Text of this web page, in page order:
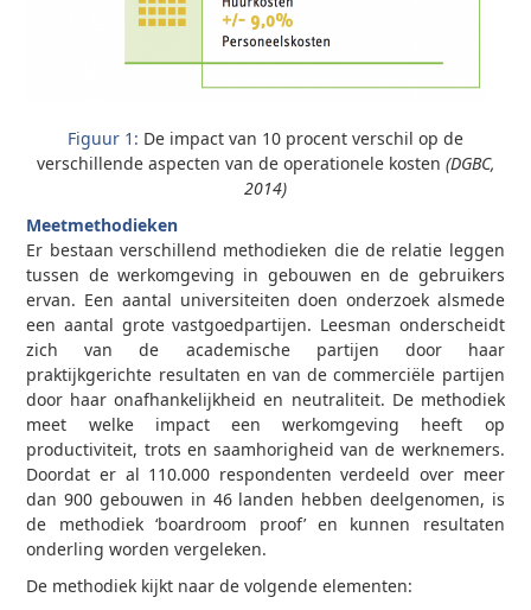
Figuur 1: De impact van 10 procent verschil op de
verschillende aspecten van de operationele kosten (DGBC,
2014)
Meetmethodieken
Er bestaan verschillend methodieken die de relatie leggen
tussen de werkomgeving in gebouwen en de gebruikers
ervan. Een aantal universiteiten doen onderzoek alsmede
een aantal grote vastgoedpartijen. Leesman onderscheidt
zich van de academische partijen door haar
praktijkgerichte resultaten en van de commerciële partijen
door haar onafhankelijkheid en neutraliteit. De methodiek
meet welke impact een werkomgeving heeft op
productiviteit, trots en saamhorigheid van de werknemers.
Doordat er al 110.000 respondenten verdeeld over meer
dan 900 gebouwen in 46 landen hebben deelgenomen, is
de methodiek ‘boardroom proof’ en kunnen resultaten
onderling worden vergeleken.
De methodiek kijkt naar de volgende elementen: